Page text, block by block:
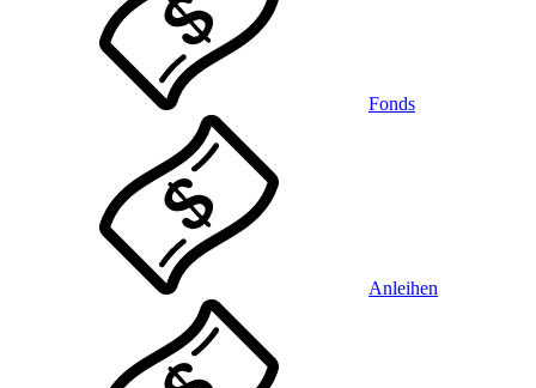
Fonds
Anleihen